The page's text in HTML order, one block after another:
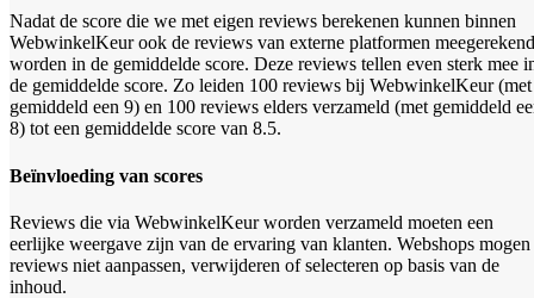
Nadat de score die we met eigen reviews berekenen kunnen binnen
WebwinkelKeur ook de reviews van externe platformen meegerekend
worden in de gemiddelde score. Deze reviews tellen even sterk mee
de gemiddelde score. Zo leiden 100 reviews bij WebwinkelKeur (met
gemiddeld een 9) en 100 reviews elders verzameld (met gemiddeld
8) tot een gemiddelde score van 8.5.
Beïnvloeding van scores
Reviews die via WebwinkelKeur worden verzameld moeten een
eerlijke weergave zijn van de ervaring van klanten. Webshops mogen
reviews niet aanpassen, verwijderen of selecteren op basis van de
inhoud.